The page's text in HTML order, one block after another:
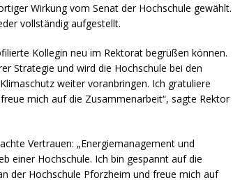
Wirkung vom Senat der Hochschule gewählt.
vollständig aufgestellt.
Kollegin neu im Rektorat begrüßen können.
Strategie und wird die Hochschule bei den
weiter voranbringen. Ich gratuliere
mich auf die Zusammenarbeit“, sagte Rektor
Vertrauen: „Energiemanagement und
einer Hochschule. Ich bin gespannt auf die
der Hochschule Pforzheim und freue mich auf